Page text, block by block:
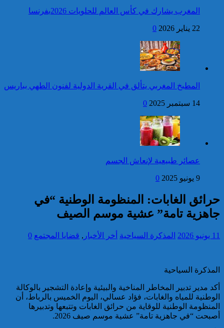
عيد العرش: جلالة الملك
يتوصل ببرقية تهنئة من رئيس
جمهورية أوزبكستان
فتح بحث للتحقق من الأفعال
الإجرامية المنسوبة لأربع وعشرين
شخصا للاشتباه في تورطهم في
الامتناع عن القيام بعمل من أعمال
وظيفتهم بغرض الارتشاء
واستغلال النفوذ
إحصائيات مكافحة الجريمة ..
استمرار ارتفاع معدل الزجر
بالعنف
تقديم 17 موقوفا على أنظار النيابة
عرفتها منطقة سيدي الطيبي
كاريكاتير
كاريكاتير
المغرب يشارك في كأس العالم للحلويات 2026بفرنسا
22 يناير 2026 0
المطبخ المغربي يتألق في القرية الدولية لفنون الطهي بباريس
14 سبتمبر 2025 0
عصائر طبيعية لإنعاش الجسم
9 يونيو 2025 0
حرائق الغابات: المنظومة الوطنية “في
جاهزية تامة” عشية موسم الصيف
11 يونيو 2026 المذكرة السياحية أخر الأخبار , قضايا المجتمع 0
المذكرة السياحية
أكد مدير تدبير المخاطر المناخية والبيئية وإعادة التشجير بالوكالة
الوطنية للمياه والغابات، فؤاد عسالي، اليوم الخميس بالرباط، أن
المنظومة الوطنية للوقاية من حرائق الغابات وتتبعها وتدبيرها
أصبحت “في جاهزية تامة” عشية موسم صيف 2026.